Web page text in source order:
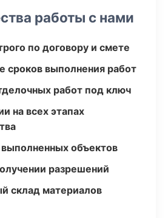
работы с нами
по договору и смете
сроков выполнения работ
работ под ключ
на всех этапах
объектов
разрешений
склад материалов